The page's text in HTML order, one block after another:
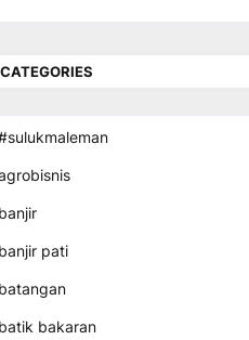
CATEGORIES
banjir
banjir pati
batangan
batik bakaran